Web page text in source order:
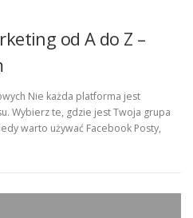
od A do Z –
Nie każda platforma jest
Wybierz te, gdzie jest Twoja grupa
warto używać Facebook Posty,